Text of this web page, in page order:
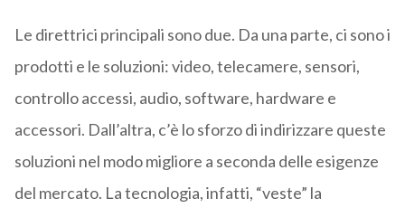
Le direttrici principali sono due. Da una parte, ci sono i
prodotti e le soluzioni: video, telecamere, sensori,
controllo accessi, audio, software, hardware e
accessori. Dall’altra, c’è lo sforzo di indirizzare queste
soluzioni nel modo migliore a seconda delle esigenze
del mercato. La tecnologia, infatti, “veste” la